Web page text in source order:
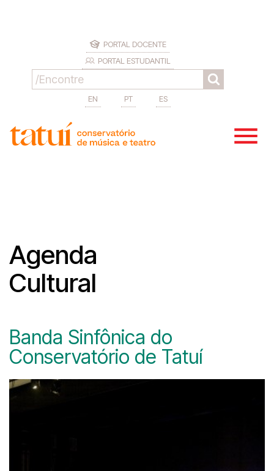
PORTAL DOCENTE
PORTAL ESTUDANTIL
EN PT ES
Agenda
Cultural
Banda Sinfônica do
Conservatório de Tatuí